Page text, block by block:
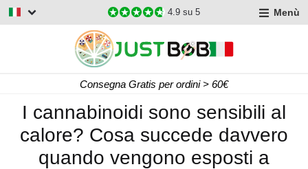
4.9 su 5 Menù
Consegna Gratis per ordini > 60€
I cannabinoidi sono sensibili al
calore? Cosa succede davvero
quando vengono esposti a